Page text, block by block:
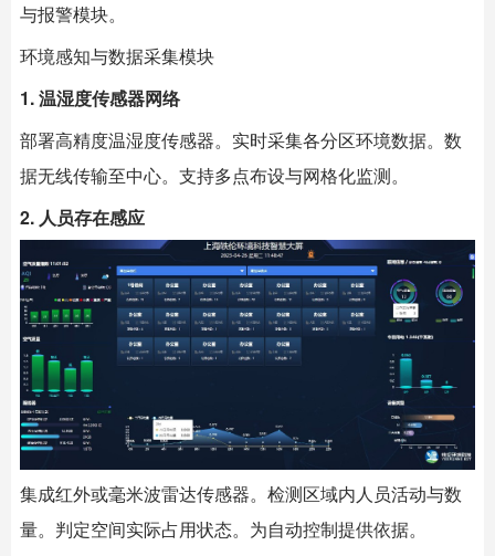
与报警模块。
环境感知与数据采集模块
1. 温湿度传感器网络
部署高精度温湿度传感器。实时采集各分区环境数据。数
据无线传输至中心。支持多点布设与网格化监测。
2. 人员存在感应
集成红外或毫米波雷达传感器。检测区域内人员活动与数
量。判定空间实际占用状态。为自动控制提供依据。